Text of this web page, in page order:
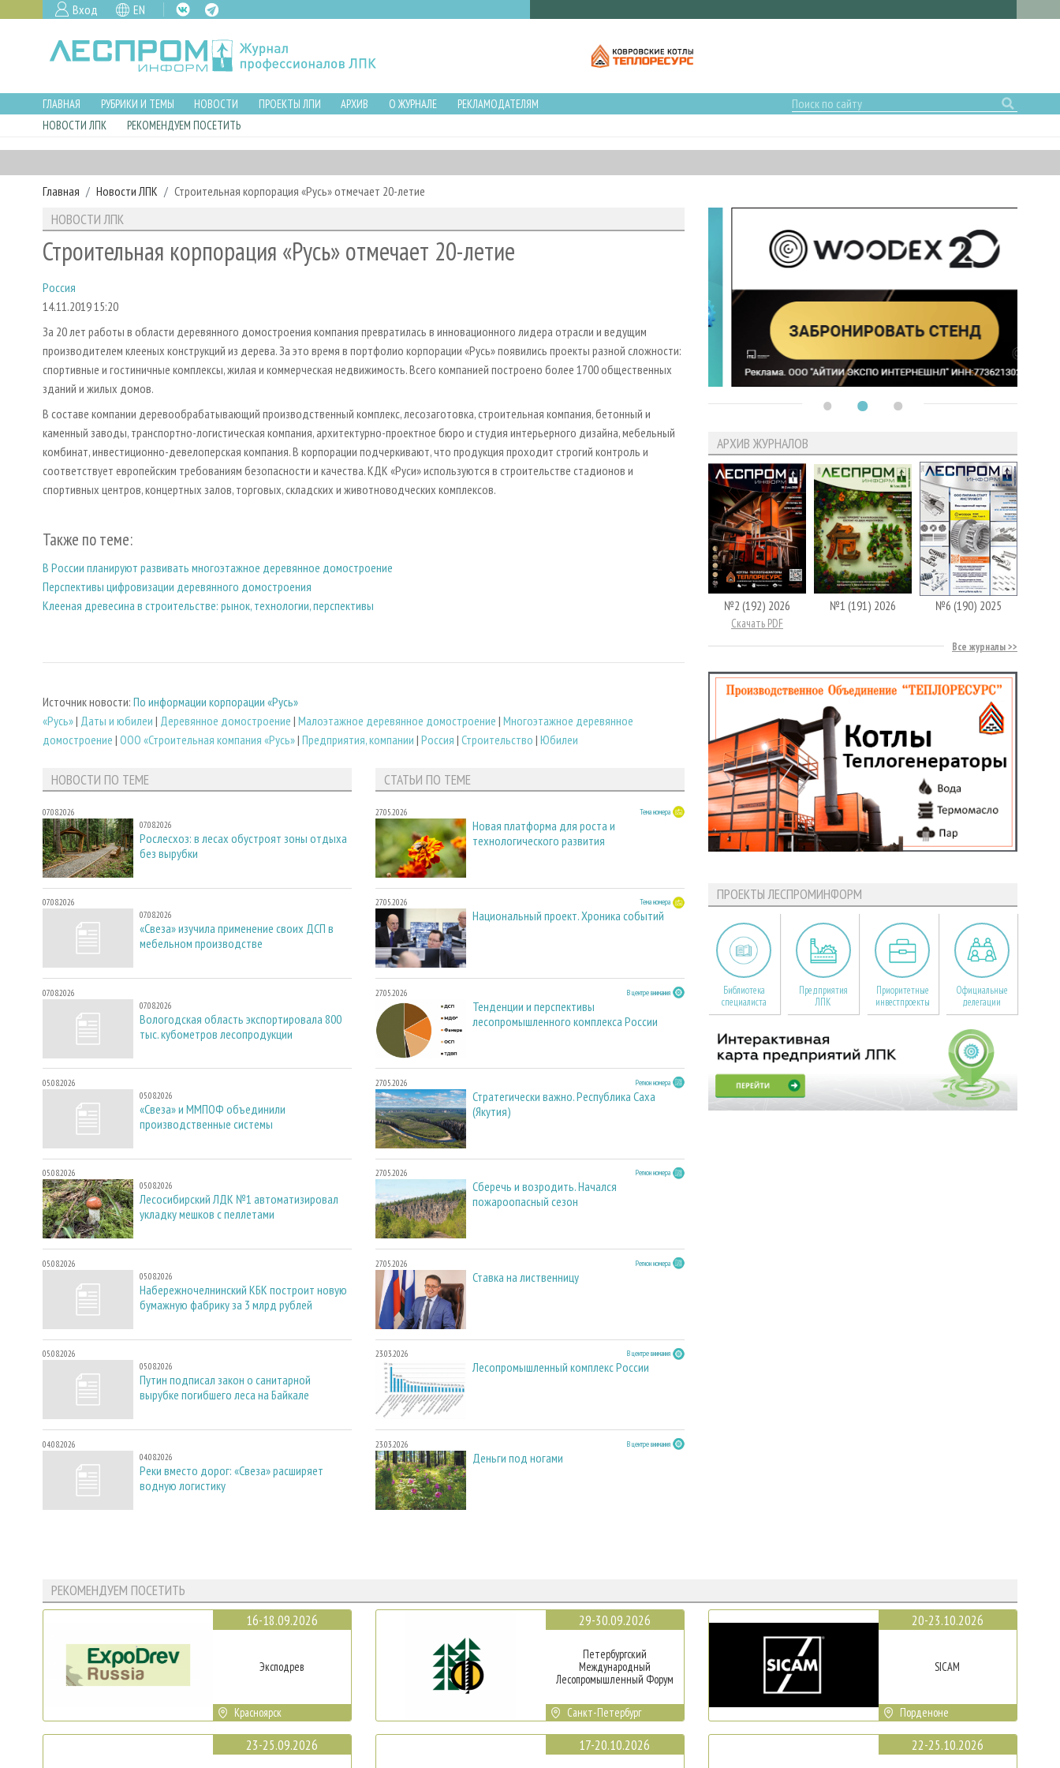
Вход EN
ГЛАВНАЯ РУБРИКИ И ТЕМЫ НОВОСТИ ПРОЕКТЫ ЛПИ АРХИВ О ЖУРНАЛЕ
РЕКЛАМОДАТЕЛЯМ
НОВОСТИ ЛПК
РЕКОМЕНДУЕМ ПОСЕТИТЬ
Главная Новости ЛПК Строительная корпорация «Русь» отмечает 20-летие
НОВОСТИ ЛПК
Строительная корпорация «Русь» отмечает 20-летие
Россия
14.11.2019 15:20
За 20 лет работы в области деревянного домостроения компания превратилась в инновационного лидера отрасли и ведущим
производителем клееных конструкций из дерева. За это время в портфолио корпорации «Русь» появились проекты разной сложности:
спортивные и гостиничные комплексы, жилая и коммерческая недвижимость. Всего компанией построено более 1700 общественных
зданий и жилых домов.
В составе компании деревообрабатывающий производственный комплекс, лесозаготовка, строительная компания, бетонный и
каменный заводы, транспортно-логистическая компания, архитектурно-проектное бюро и студия интерьерного дизайна, мебельный
комбинат, инвестиционно-девелоперская компания. В корпорации подчеркивают, что продукция проходит строгий контроль и
соответствует европейским требованиям безопасности и качества. КДК «Руси» используются в строительстве стадионов и
спортивных центров, концертных залов, торговых, складских и животноводческих комплексов.
Также по теме:
В России планируют развивать многоэтажное деревянное домостроение
Перспективы цифровизации деревянного домостроения
Клееная древесина в строительстве: рынок, технологии, перспективы
Источник новости: По информации корпорации «Русь»
«Русь»| Даты и юбилеи | Деревянное домостроение | Малоэтажное деревянное домостроение | Многоэтажное деревянное
домостроение | ООО «Строительная компания «Русь»| Предприятия, компании | Россия | Строительство | Юбилеи
НОВОСТИ ПО ТЕМЕ
07.08.2026
07.08.2026
Рослесхоз: в лесах обустроят зоны отдыха
без вырубки
07.08.2026
07.08.2026
«Свеза» изучила применение своих ДСП в
мебельном производстве
07.08.2026
07.08.2026
Вологодская область экспортировала 800
тыс. кубометров лесопродукции
05.08.2026
05.08.2026
«Свеза» и ММПОФ объединили
производственные системы
05.08.2026
05.08.2026
Лесосибирский ЛДК №1 автоматизировал
укладку мешков с пеллетами
05.08.2026
05.08.2026
Набережночелнинский КБК построит новую
бумажную фабрику за 3 млрд рублей
05.08.2026
05.08.2026
Путин подписал закон о санитарной
вырубке погибшего леса на Байкале
04.08.2026
04.08.2026
Реки вместо дорог: «Свеза» расширяет
водную логистику
СТАТЬИ ПО ТЕМЕ
27.05.2026 Тема номера
Новая платформа для роста и
технологического развития
27.05.2026 Тема номера
Национальный проект. Хроника событий
27.05.2026 В центре внимания
Тенденции и перспективы
лесопромышленного комплекса России
27.05.2026 Регион номера
Стратегически важно. Республика Саха
(Якутия)
27.05.2026 Регион номера
Сберечь и возродить. Начался
пожароопасный сезон
27.05.2026 Регион номера
Ставка на лиственницу
23.03.2026 В центре внимания
Лесопромышленный комплекс России
23.03.2026 В центре внимания
Деньги под ногами
АРХИВ ЖУРНАЛОВ
№2 (192) 2026
Скачать PDF
№1 (191) 2026 №6 (190) 2025
Все журналы
ПРОЕКТЫ ЛЕСПРОМИНФОРМ
Библиотека
специалиста
Предприятия
ЛПК
Приоритетные
инвестпроекты
Официальные
делегации
РЕКОМЕНДУЕМ ПОСЕТИТЬ
16-18.09.2026
Эксподрев
Красноярск
23-25.09.2026
29-30.09.2026
Петербургский
Международный
Лесопромышленный Форум
Санкт-Петербург
17-20.10.2026
20-23.10.2026
SICAM
Порденоне
22-25.10.2026